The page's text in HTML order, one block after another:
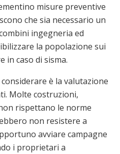
misure preventive
che sia necessario un
ingegneria ed
la popolazione sui
in caso di sisma.
è la valutazione
Molte costruzioni,
rispettano le norme
non resistere a
avviare campagne
i proprietari a